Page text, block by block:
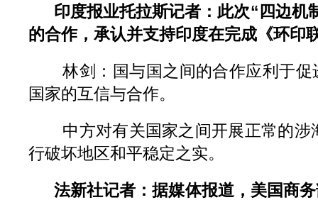
印度报业托拉斯记者： 此次“四边机
的合作，承认并支持印度在完成《环印
林剑：国与国之间的合作应利于促
国家的互信与合作。
中方对有关国家之间开展正常的涉
行破坏地区和平稳定之实。
法新社记者：据媒体报道，美国商